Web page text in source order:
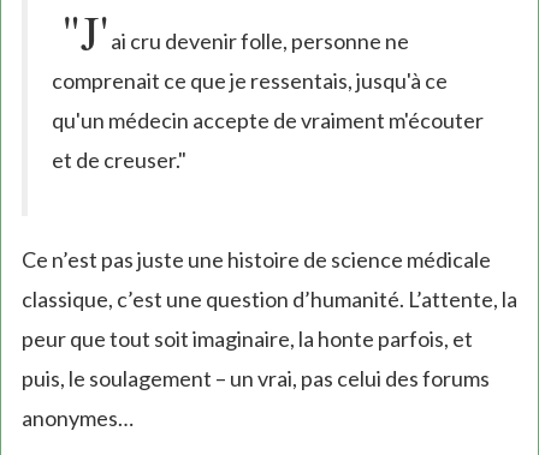
"J'ai cru devenir folle, personne ne
comprenait ce que je ressentais, jusqu'à ce
qu'un médecin accepte de vraiment m'écouter
et de creuser."
Ce n’est pas juste une histoire de science médicale
classique, c’est une question d’humanité. L’attente, la
peur que tout soit imaginaire, la honte parfois, et
puis, le soulagement – un vrai, pas celui des forums
anonymes…